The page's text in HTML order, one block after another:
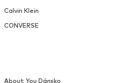
Calvin Klein
CONVERSE
About You Dánsko